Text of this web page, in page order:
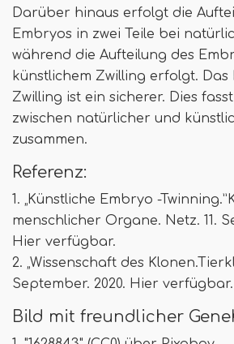
Darüber hinaus erfolgt die
Embryos in zwei Teile bei
während die Aufteilung des
künstlichem Zwilling erfolgt. Das
Zwilling ist ein sicherer. Dies
zwischen natürlicher und
zusammen.
Referenz:
1. „Künstliche Embryo -
menschlicher Organe. Netz. 11.
Hier verfügbar.
2. „Wissenschaft des
September. 2020. Hier verfügbar.
Bild mit freundlicher